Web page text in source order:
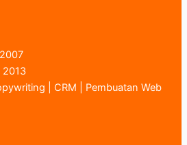
2013
| CRM | Pembuatan Web